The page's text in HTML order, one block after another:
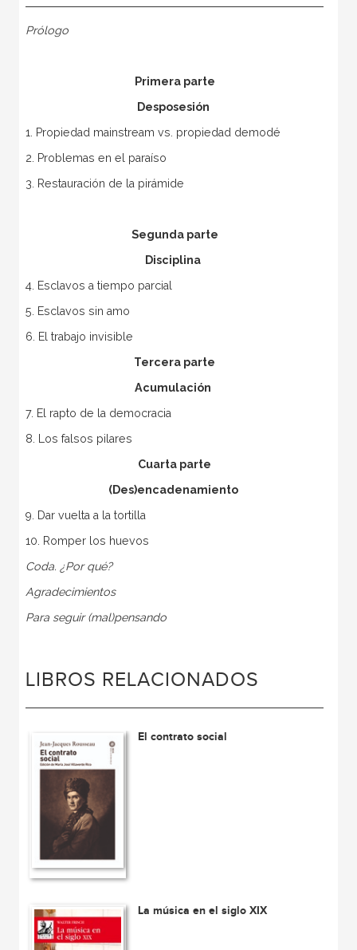
Prólogo
Primera parte
Desposesión
1. Propiedad mainstream vs. propiedad demodé
2. Problemas en el paraíso
3. Restauración de la pirámide
Segunda parte
Disciplina
4. Esclavos a tiempo parcial
5. Esclavos sin amo
6. El trabajo invisible
Tercera parte
Acumulación
7. El rapto de la democracia
8. Los falsos pilares
Cuarta parte
(Des)encadenamiento
9. Dar vuelta a la tortilla
10. Romper los huevos
Coda. ¿Por qué?
Agradecimientos
Para seguir (mal)pensando
LIBROS RELACIONADOS
El contrato social
La música en el siglo XIX